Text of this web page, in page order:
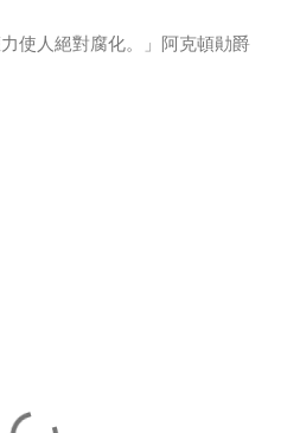
使人絕對腐化。」阿克頓勛爵